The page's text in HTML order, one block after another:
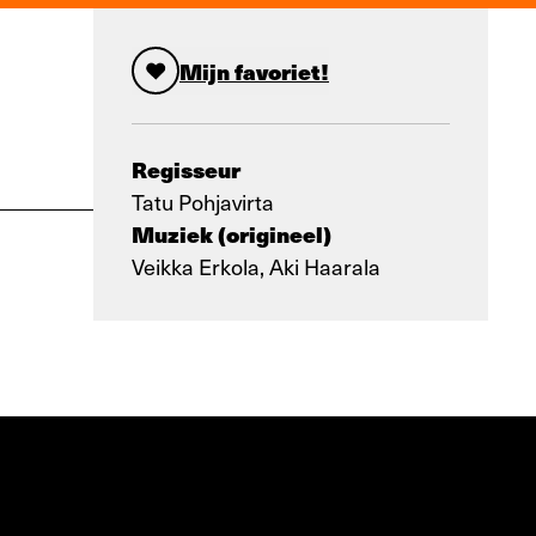
Mijn favoriet!
Regisseur
Tatu Pohjavirta
Muziek (origineel)
Veikka Erkola, Aki Haarala